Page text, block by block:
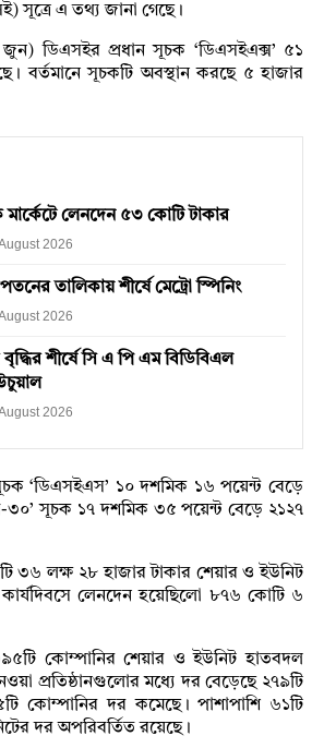
সূত্রে এ তথ্য জানা গেছে।
ডিএসইর প্রধান সূচক ‘ডিএসইএক্স’ ৫১
বর্তমানে সূচকটি অবস্থান করছে ৫ হাজার
মার্কেটে লেনদেন ৫৩ কোটি টাকার
2026
তালিকায় শীর্ষে মেট্রো স্পিনিং
2026
শীর্ষে সি এ পি এম বিডিবিএল
2026
‘ডিএসইএস’ ১০ দশমিক ১৬ পয়েন্ট বেড়ে
৩০’ সূচক ১৭ দশমিক ৩৫ পয়েন্ট বেড়ে ২১২৭
লক্ষ ২৮ হাজার টাকার শেয়ার ও ইউনিট
লেনদেন হয়েছিলো ৮৭৬ কোটি ৬
কোম্পানির শেয়ার ও ইউনিট হাতবদল
প্রতিষ্ঠানগুলোর মধ্যে দর বেড়েছে ২৭৯টি
কোম্পানির দর কমেছে। পাশাপাশি ৬১টি
দর অপরিবর্তিত রয়েছে।